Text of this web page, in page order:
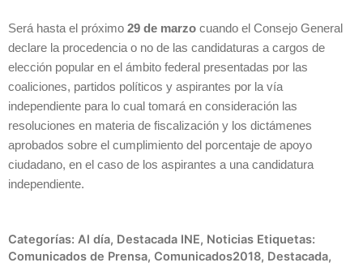
Será hasta el próximo 29 de marzo cuando el Consejo General
declare la procedencia o no de las candidaturas a cargos de
elección popular en el ámbito federal presentadas por las
coaliciones, partidos políticos y aspirantes por la vía
independiente para lo cual tomará en consideración las
resoluciones en materia de fiscalización y los dictámenes
aprobados sobre el cumplimiento del porcentaje de apoyo
ciudadano, en el caso de los aspirantes a una candidatura
independiente.
Categorías: Al día, Destacada INE, Noticias Etiquetas:
Comunicados de Prensa, Comunicados2018, Destacada,